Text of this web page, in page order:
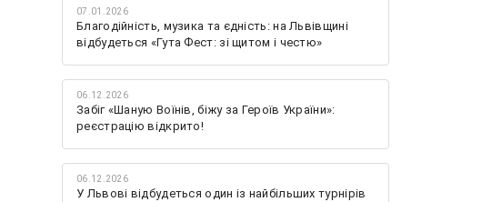
07.01.2026
Благодійність, музика та єдність: на Львівщині
відбудеться «Гута Фест: зі щитом і честю»
06.12.2026
Забіг «Шаную Воїнів, біжу за Героїв України»:
реєстрацію відкрито!
06.12.2026
У Львові відбудеться один із найбільших турнірів